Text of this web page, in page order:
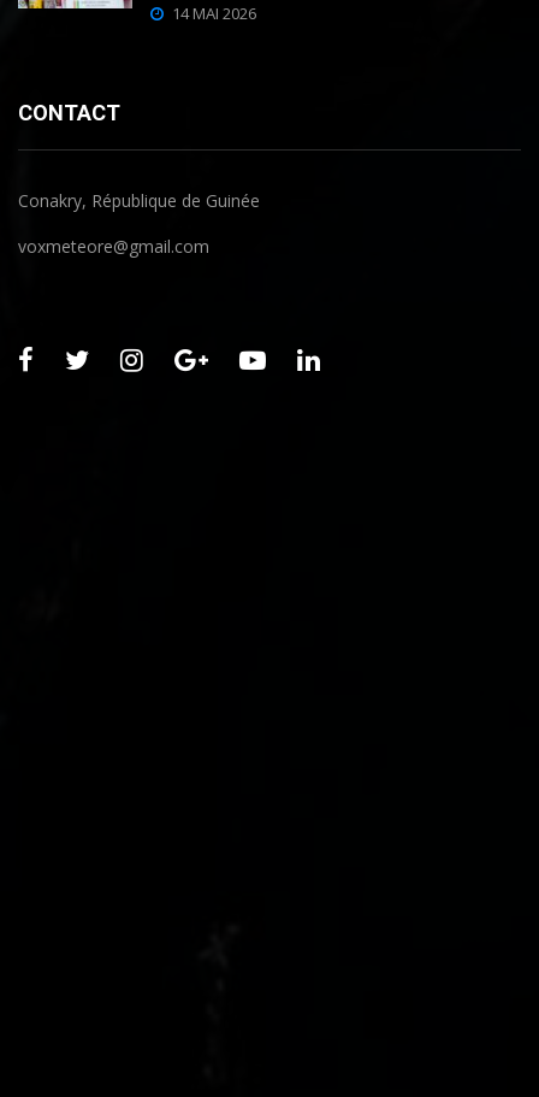
14 MAI 2026
CONTACT
Conakry, République de Guinée
voxmeteore@gmail.com